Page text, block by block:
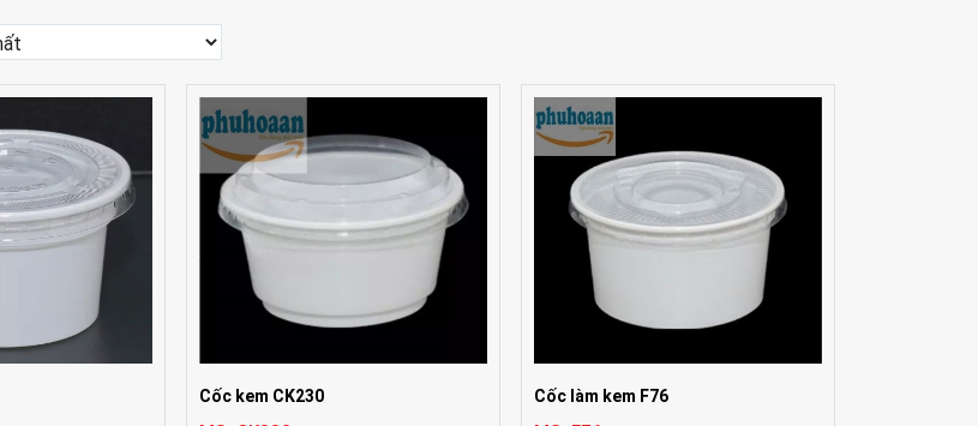
Cốc kem CK230 Cốc làm kem F76